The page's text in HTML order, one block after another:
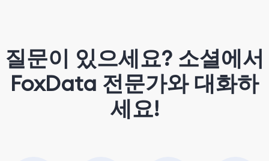
질문이 있으세요? 소셜에서
FoxData 전문가와 대화하
세요!